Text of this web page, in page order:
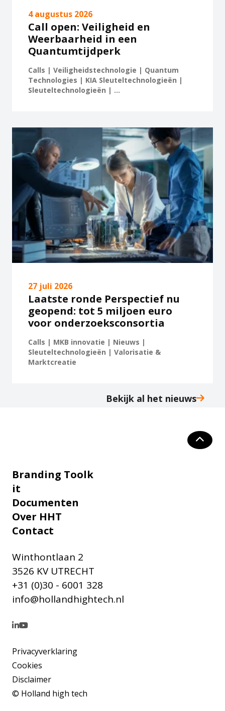
4 augustus 2026
Call open: Veiligheid en
Weerbaarheid in een
Quantumtijdperk
Calls | Veiligheidstechnologie | Quantum
Technologies | KIA Sleuteltechnologieën |
Sleuteltechnologieën | ...
27 juli 2026
Laatste ronde Perspectief nu
geopend: tot 5 miljoen euro
voor onderzoeksconsortia
Calls | MKB innovatie | Nieuws |
Sleuteltechnologieën | Valorisatie &
Marktcreatie
Bekijk al het nieuws
Branding Toolk
it
Documenten
Over HHT
Contact
Winthontlaan 2
3526 KV UTRECHT
+31 (0)30 - 6001 328
info@hollandhightech.nl
© Holland high tech
Privacyverklaring
Cookies
Disclaimer